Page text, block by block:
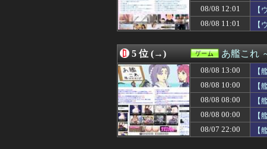
08/08 12:05
『新桃太郎伝説
08/08 12:05
盆休み遊べるゲ
08/08 12:03
【遊戯王】Fカ
08/08 12:02
【ウマ娘】海外
08/08 12:01
9/4発売予定『鬼
08/08 12:01
【遊戯王OCG】
08/08 12:01
【ウマ娘】トプ
08/08 12:00
【グラブル】ド
08/08 12:00
【悲報】浜口直
08/08 12:00
【悲報】Beast
08/08 12:00
【FGO】絆16の
08/08 12:00
【まどドラ】
08/08 12:01
【
08/08 11:01
【
5 位 (→) あ艦これ
08/08 13:00
【
08/08 10:00
【
08/08 08:00
【
08/08 00:00
【
08/07 22:00
【